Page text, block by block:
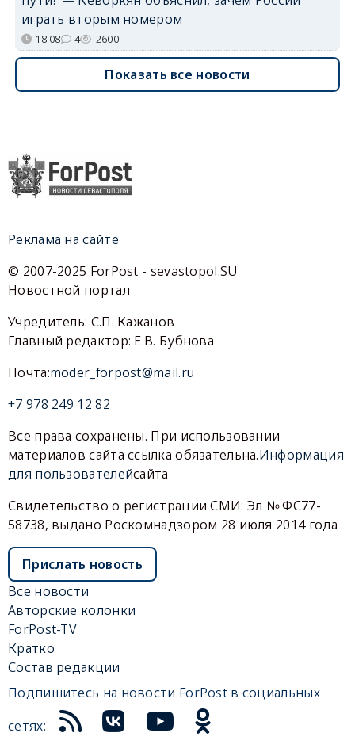
играть вторым номером
18:08 4 2600
Показать все новости
Реклама на сайте
© 2007-2025 ForPost - sevastopol.SU
Новостной портал
Учредитель: С.П. Кажанов
Главный редактор: Е.В. Бубнова
Почта:moder_forpost@mail.ru
+7 978 249 12 82
Все права сохранены. При использовании
материалов сайта ссылка обязательна.Информация
для пользователейсайта
Свидетельство о регистрации СМИ: Эл № ФС77-
58738, выдано Роскомнадзором 28 июля 2014 года
Прислать новость
Все новости
Авторские колонки
ForPost-TV
Кратко
Состав редакции
Подпишитесь на новости ForPost в социальных
сетях: